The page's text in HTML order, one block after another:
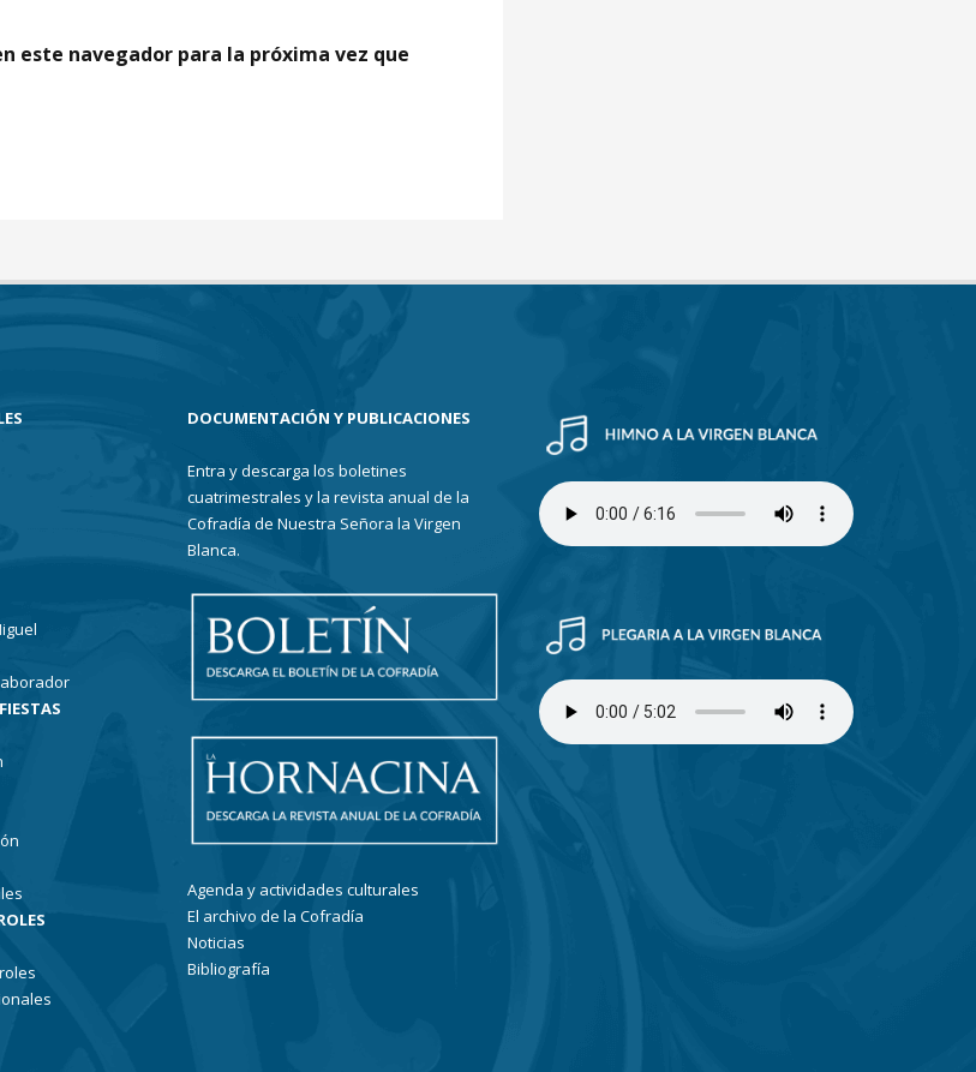
este navegador para la próxima vez que
DOCUMENTACIÓN Y PUBLICACIONES
Entra y descarga los boletines
cuatrimestrales y la revista anual de la
Cofradía de Nuestra Señora la Virgen
Blanca.
Agenda y actividades culturales
El archivo de la Cofradía
Noticias
Bibliografía